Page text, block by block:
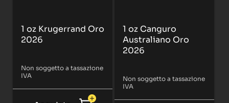
1 oz Krugerrand Oro
2026
Non soggetto a tassazione
IVA
1 oz Canguro
Australiano Oro
2026
Non soggetto a tassazione
IVA